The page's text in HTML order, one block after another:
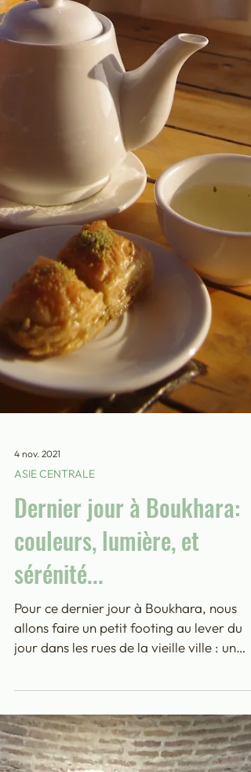
4 nov. 2021
ASIE CENTRALE
Dernier jour à Boukhara:
couleurs, lumière, et
sérénité...
Pour ce dernier jour à Boukhara, nous
allons faire un petit footing au lever du
jour dans les rues de la vieille ville : un